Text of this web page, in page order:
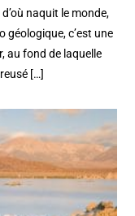
naquit le monde,
géologique, c’est une
au fond de laquelle
[…]